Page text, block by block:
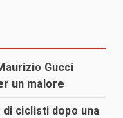
Gucci
un malore
ciclisti dopo una